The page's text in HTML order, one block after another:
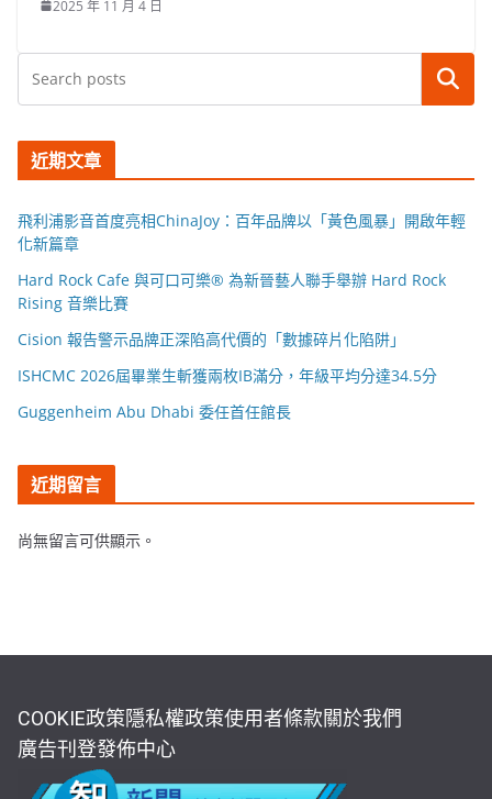
2025 年 11 月 4 日
搜尋
近期文章
飛利浦影音首度亮相ChinaJoy：百年品牌以「黃色風暴」開啟年輕
化新篇章
Hard Rock Cafe 與可口可樂® 為新晉藝人聯手舉辦 Hard Rock
Rising 音樂比賽
Cision 報告警示品牌正深陷高代價的「數據碎片化陷阱」
ISHCMC 2026屆畢業生斬獲兩枚IB滿分，年級平均分達34.5分
Guggenheim Abu Dhabi 委任首任館長
近期留言
尚無留言可供顯示。
COOKIE政策隱私權政策使用者條款關於我們
廣告刊登發佈中心